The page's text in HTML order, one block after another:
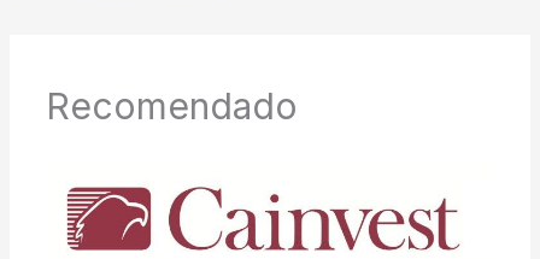
Recomendado